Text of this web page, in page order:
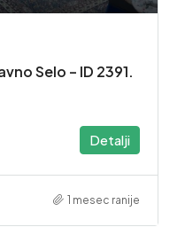
Selo – ID 2391.
Detalji
1 mesec ranije